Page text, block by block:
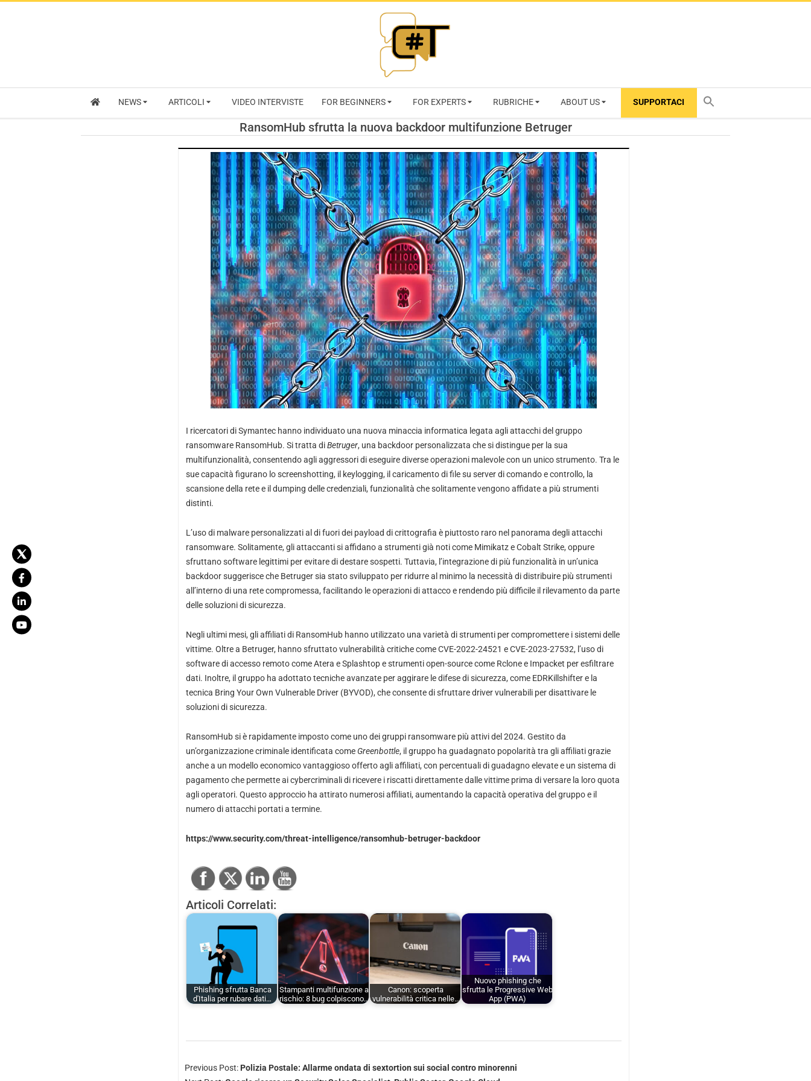
RIVISTA
CYBERSECURITY
TRENDS
NEWS ARTICOLI VIDEO INTERVISTE FOR BEGINNERS FOR EXPERTS RUBRICHE ABOUT US SUPPORTACI
RansomHub sfrutta la nuova backdoor multifunzione Betruger
I ricercatori di Symantec hanno individuato una nuova minaccia informatica legata agli attacchi del gruppo
ransomware RansomHub. Si tratta diBetruger, una backdoor personalizzata che si distingue per la sua
multifunzionalità, consentendo agli aggressori di eseguire diverse operazioni malevole con un unico strumento. Tra le
sue capacità figurano lo screenshotting, il keylogging, il caricamento di file su server di comando e controllo, la
scansione della rete e il dumping delle credenziali, funzionalità che solitamente vengono affidate a più strumenti
distinti.
L’uso di malware personalizzati al di fuori dei payload di crittografia è piuttosto raro nel panorama degli attacchi
ransomware. Solitamente, gli attaccanti si affidano a strumenti già noti come Mimikatz e Cobalt Strike, oppure
sfruttano software legittimi per evitare di destare sospetti. Tuttavia, l’integrazione di più funzionalità in un’unica
backdoor suggerisce che Betruger sia stato sviluppato per ridurre al minimo la necessità di distribuire più strumenti
all’interno di una rete compromessa, facilitando le operazioni di attacco e rendendo più difficile il rilevamento da parte
delle soluzioni di sicurezza.
Negli ultimi mesi, gli affiliati di RansomHub hanno utilizzato una varietà di strumenti per compromettere i sistemi delle
vittime. Oltre a Betruger, hanno sfruttato vulnerabilità critiche come CVE-2022-24521 e CVE-2023-27532, l’uso di
software di accesso remoto come Atera e Splashtop e strumenti open-source come Rclone e Impacket per esfiltrare
dati. Inoltre, il gruppo ha adottato tecniche avanzate per aggirare le difese di sicurezza, come EDRKillshifter e la
tecnica Bring Your Own Vulnerable Driver (BYVOD), che consente di sfruttare driver vulnerabili per disattivare le
soluzioni di sicurezza.
RansomHub si è rapidamente imposto come uno dei gruppi ransomware più attivi del 2024. Gestito da
un’organizzazione criminale identificata come Greenbottle, il gruppo ha guadagnato popolarità tra gli affiliati grazie
anche a un modello economico vantaggioso offerto agli affiliati, con percentuali di guadagno elevate e un sistema di
pagamento che permette ai cybercriminali di ricevere i riscatti direttamente dalle vittime prima di versare la loro quota
agli operatori. Questo approccio ha attirato numerosi affiliati, aumentando la capacità operativa del gruppo e il
numero di attacchi portati a termine.
https://www.security.com/threat-intelligence/ransomhub-betruger-backdoor
Articoli Correlati:
Phishing sfrutta Banca
d'Italia per rubare dati…
Stampanti multifunzione a
rischio: 8 bug colpiscono…
Canon: scoperta
vulnerabilità critica nelle…
Nuovo phishing che
sfrutta le Progressive Web
App (PWA)
Previous Post: Polizia Postale: Allarme ondata di sextortion sui social contro minorenni